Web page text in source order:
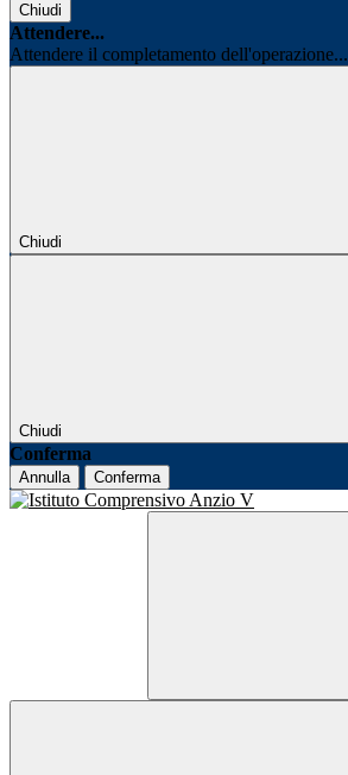
Chiudi
Attendere...
Attendere il completamento dell'operazione...
Chiudi
Chiudi
Conferma
Annulla Conferma